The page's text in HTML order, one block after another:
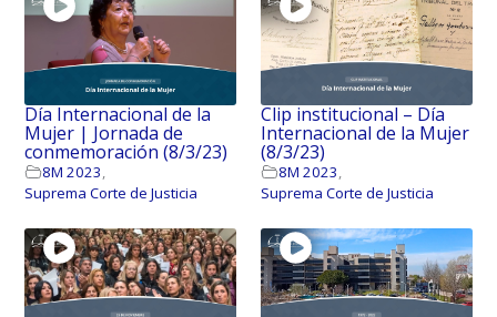
Día Internacional de la
Mujer | Jornada de
conmemoración (8/3/23)
8M 2023,
Suprema Corte de Justicia
Clip institucional – Día
Internacional de la Mujer
(8/3/23)
8M 2023,
Suprema Corte de Justicia